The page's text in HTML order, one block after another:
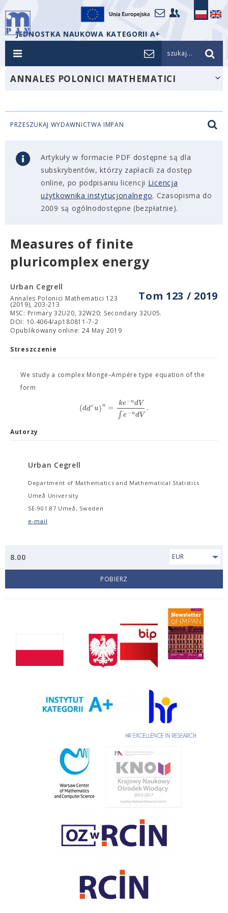
JEDNOSTKA NAUKOWA KATEGORII A+
szukaj...
ANNALES POLONICI MATHEMATICI
PRZESZUKAJ WYDAWNICTWA IMPAN
Artykuły w formacie PDF dostępne są dla
subskrybentów, którzy zapłacili za dostęp
online, po podpisaniu licencji Licencja
użytkownika instytucjonalnego. Czasopisma do
2009 są ogólnodostępne (bezpłatnie).
Measures of finite
pluricomplex energy
Tom 123 / 2019
Urban Cegrell
Annales Polonici Mathematici 123
(2019), 203-213
MSC: Primary 32U20, 32W20; Secondary 32U05.
DOI: 10.4064/ap180811-7-2
Opublikowany online: 24 May 2019
Streszczenie
We study a complex Monge–Ampère type equation of the
form
(ddcu)n = ke−udV
∫ e−udV
.
Autorzy
Urban Cegrell
Department of Mathematics and Mathematical Statistics
Umeå University
SE-901 87 Umeå, Sweden
e-mail
8.00 EUR
POBIERZ